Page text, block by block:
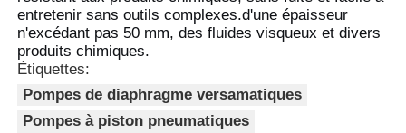
Contrôle de la qualité
Contact
entretenir sans outils complexes.d'une épaisseur
n'excédant pas 50 mm, des fluides visqueux et divers
produits chimiques.
Étiquettes:
Pompes de diaphragme versamatiques
Pompes à piston pneumatiques